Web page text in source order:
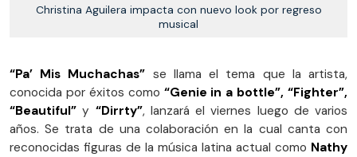
Christina Aguilera impacta con nuevo look por regreso
musical
“Pa’ Mis Muchachas” se llama el tema que la artista,
conocida por éxitos como “Genie in a bottle”, “Fighter”,
“Beautiful”y “Dirrty”, lanzará el viernes luego de varios
años. Se trata de una colaboración en la cual canta con
reconocidas figuras de la música latina actual como Nathy